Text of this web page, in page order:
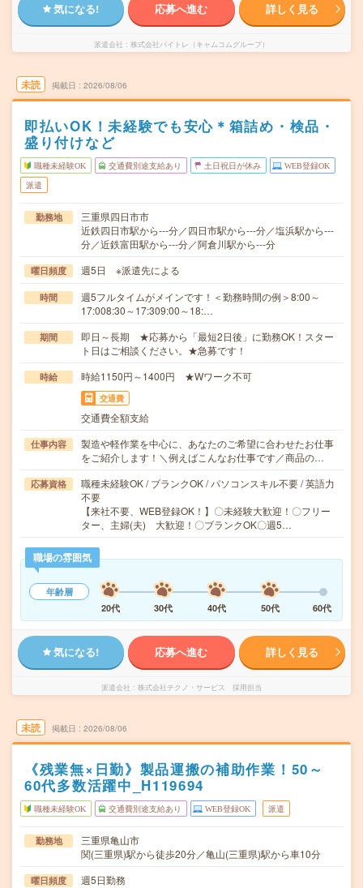
気になる! 応募へ進む 詳しく見る
派遣会社 株式会社バイトレ（キャムコムグループ）
未読 掲載日 2026/08/06
即払いOK！未経験でも安心＊箱詰め・検品・
盛り付けなど
職種未経験OK 交通費別途支給あり 土日祝日が休み WEB登録OK
派遣
勤務地
三重県四日市市
近鉄四日市駅から---分／四日市駅から---分／塩浜駅から---
分／近鉄富田駅から---分／阿倉川駅から---分
曜日頻度 週5日 ※派遣先による
時間
週5フルタイムがメインです！＜勤務時間の例＞8:00～
17:008:30～17:309:00～18:…
期間
即日～長期 ★応募から「最短2日後」に勤務OK！スター
ト日はご相談ください。★急募です！
時給 時給1150円～1400円 ★Wワーク不可
交通費
交通費全額支給
仕事内容
製造や軽作業を中心に、あなたのご希望に合わせたお仕事
をご紹介します！＼例えばこんなお仕事です／商品の…
応募資格
職種未経験OK / ブランクOK / パソコンスキル不要 / 英語力
不要
【来社不要、WEB登録OK！】〇未経験大歓迎！〇フリー
ター、主婦(夫) 大歓迎！〇ブランクOK〇週5…
職場の雰囲気
年齢層
20代
30代 40代 50代 60代
気になる! 応募へ進む 詳しく見る
派遣会社 株式会社テクノ・サービス 採用担当
未読 掲載日 2026/08/06
《残業無×日勤》製品運搬の補助作業！50～
60代多数活躍中_H119694
職種未経験OK 交通費別途支給あり WEB登録OK 派遣
勤務地
三重県亀山市
関(三重県)駅から徒歩20分／亀山(三重県)駅から車10分
曜日頻度 週5日勤務